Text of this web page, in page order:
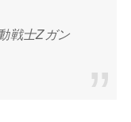
戦士Zガン